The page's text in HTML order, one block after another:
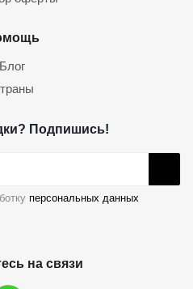
Блог
Подпишись!
персональных данных
на связи